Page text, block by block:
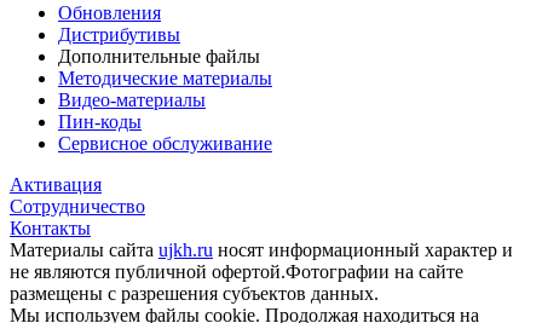
Обновления
Дистрибутивы
Дополнительные файлы
Методические материалы
Видео-материалы
Пин-коды
Сервисное обслуживание
Активация
Сотрудничество
Контакты
Материалы сайта ujkh.ru носят информационный характер и
не являются публичной офертой.Фотографии на сайте
размещены с разрешения субъектов данных.
Мы используем файлы cookie. Продолжая находиться на